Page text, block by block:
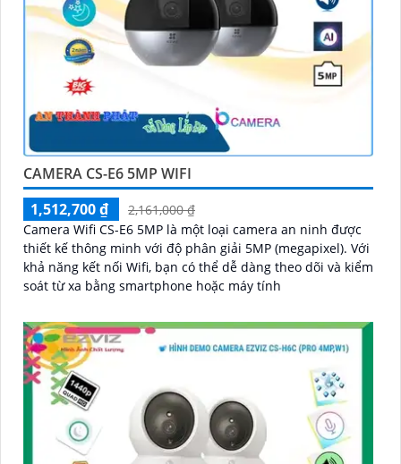
CAMERA CS-E6 5MP WIFI
1,512,700 ₫
2,161,000 ₫
Camera Wifi CS-E6 5MP là một loại camera an ninh được
thiết kế thông minh với độ phân giải 5MP (megapixel). Với
khả năng kết nối Wifi, bạn có thể dễ dàng theo dõi và kiểm
soát từ xa bằng smartphone hoặc máy tính